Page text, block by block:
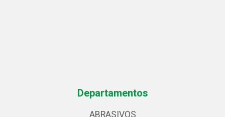
Departamentos
ABRASIVOS